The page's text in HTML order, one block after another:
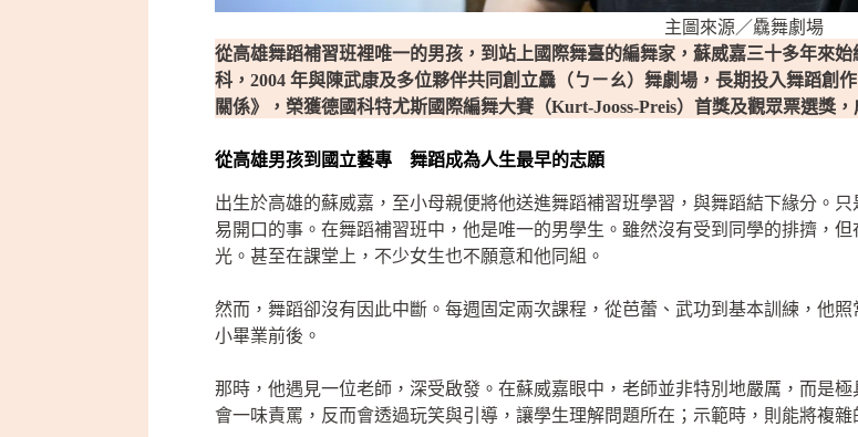
主圖來源／驫舞劇場
從高雄舞蹈補習班裡唯一的男孩，到站上國際舞臺的編舞家，蘇威嘉三十多年來
科，2004 年與陳武康及多位夥伴共同創立驫（ㄅㄧㄠ）舞劇場，長期投入舞蹈創
關係》，榮獲德國科特尤斯國際編舞大賽（Kurt-Jooss-Preis）首獎及觀眾票選獎
從高雄男孩到國立藝專 舞蹈成為人生最早的志願
出生於高雄的蘇威嘉，至小母親便將他送進舞蹈補習班學習，與舞蹈結下緣分。
易開口的事。在舞蹈補習班中，他是唯一的男學生。雖然沒有受到同學的排擠，
光。甚至在課堂上，不少女生也不願意和他同組。
然而，舞蹈卻沒有因此中斷。每週固定兩次課程，從芭蕾、武功到基本訓練，他
小畢業前後。
那時，他遇見一位老師，深受啟發。在蘇威嘉眼中，老師並非特別地嚴厲，而是
會一味責罵，反而會透過玩笑與引導，讓學生理解問題所在；示範時，則能將複雜